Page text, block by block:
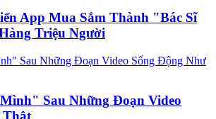
App Mua Sắm Thành "Bác Sĩ
Triệu Người
Sau Những Đoạn Video